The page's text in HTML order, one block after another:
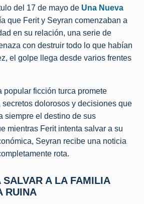
del 17 de mayo de Una Nueva
que Ferit y Seyran comenzaban a
en su relación, una serie de
con destruir todo lo que habían
el golpe llega desde varios frentes
popular ficción turca promete
dolorosos y decisiones que
siempre el destino de sus
mientras Ferit intenta salvar a su
Seyran recibe una noticia
rota.
SALVAR A LA FAMILIA
RUINA